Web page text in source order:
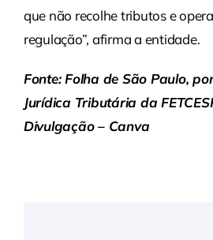
que não recolhe tributos e
regulação”, afirma a entidade.
Fonte: Folha de São Paulo,
Jurídica Tributária da
Divulgação – Canva